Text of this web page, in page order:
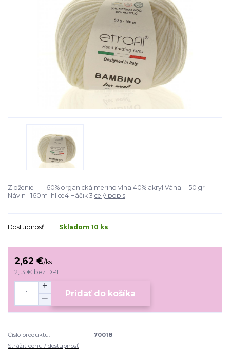
Zloženie 60% organická merino vlna 40% akryl Váha 50 gr
Návin 160m Ihlice4 Háčik 3 celý popis
Dostupnosť Skladom 10 ks
2,62 €/ks
2,13 € bez DPH
Pridať do košíka
Číslo produktu:
70018
Strážiť cenu / dostupnosť